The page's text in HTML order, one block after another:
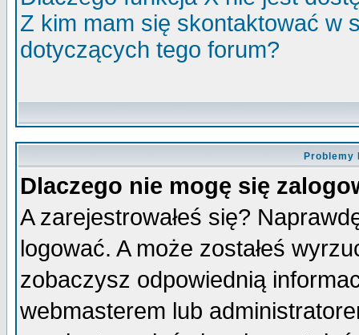
Z kim mam się skontaktować w
dotyczących tego forum?
Problemy
Dlaczego nie mogę się
A zarejestrowałeś się?
logować. A może zostałeś
zobaczysz odpowiednią
webmasterem lub